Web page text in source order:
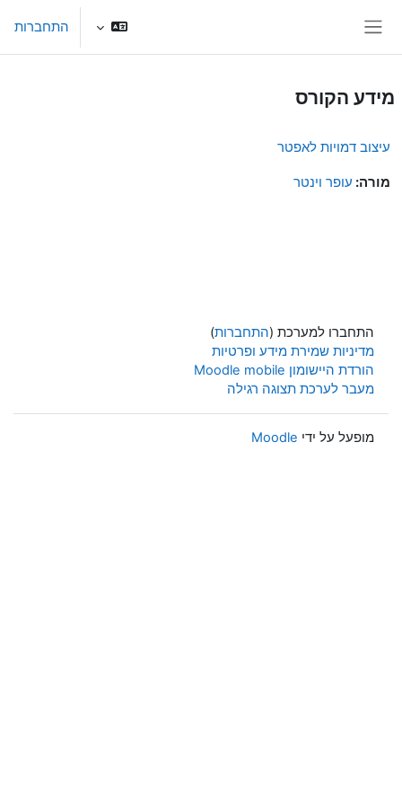
התחברות
מידע הקורס
עיצוב דמויות לאפטר
מורה: עופר וינטר
התחברו למערכת (התחברות)
מדיניות שמירת מידע ופרטיות
הורדת היישומון Moodle mobile
מעבר לערכת תצוגה רגילה
מופעל על ידי Moodle